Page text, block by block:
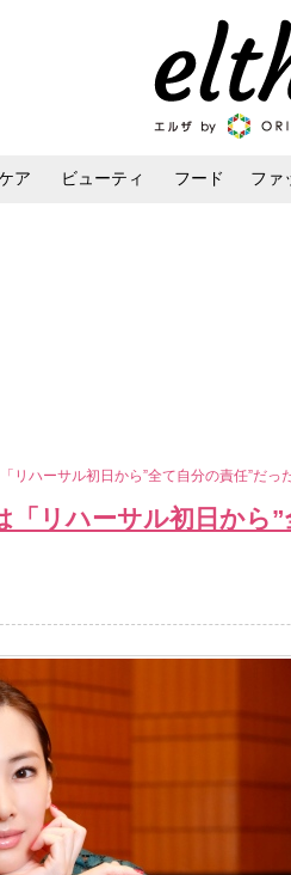
ア ビューティ フード ファ
リハーサル初日から”全て自分の責任”だっ
「リハーサル初日から